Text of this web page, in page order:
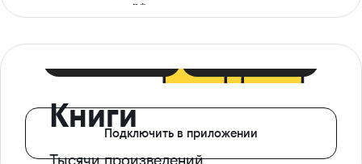
ограничений*
Книги
Тысячи произведений
Подключить в приложении